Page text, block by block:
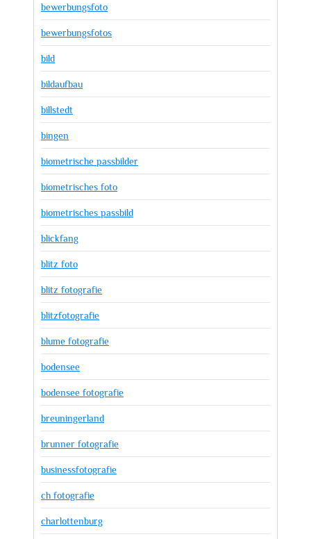
bewerbungsfoto
bewerbungsfotos
bild
bildaufbau
billstedt
bingen
biometrische passbilder
biometrisches foto
biometrisches passbild
blickfang
blitz foto
blitz fotografie
blitzfotografie
blume fotografie
bodensee
bodensee fotografie
breuningerland
brunner fotografie
businessfotografie
ch fotografie
charlottenburg